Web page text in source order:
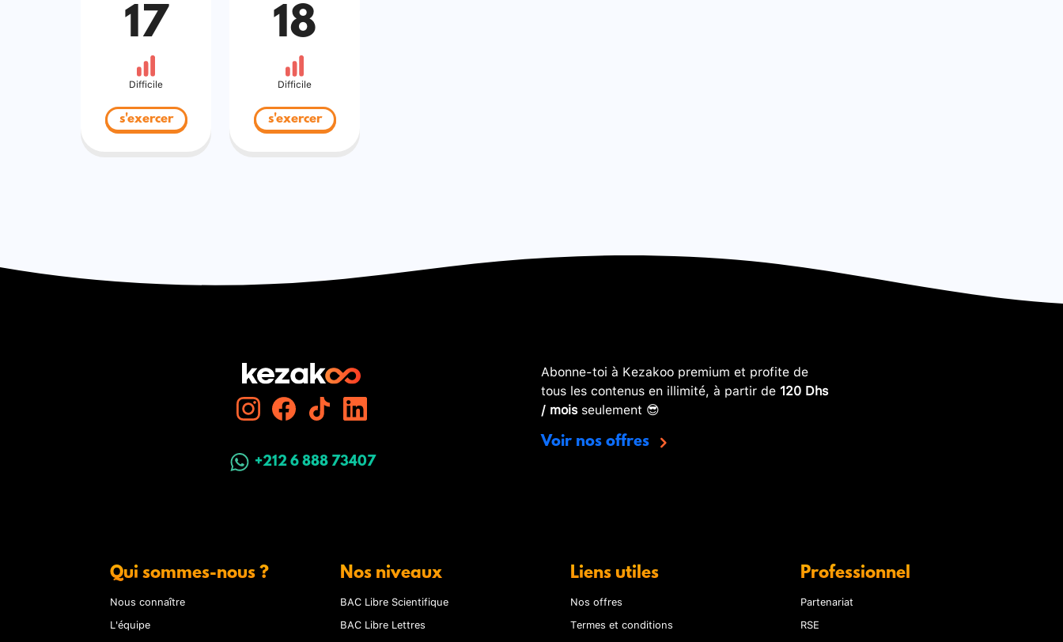
17
Difficile
s'exercer
18
Difficile
s'exercer
+212 6 888 73407
Abonne-toi à Kezakoo premium et profite de
tous les contenus en illimité, à partir de 120 Dhs
/ moisseulement 😎
Voir nos offres
Qui sommes-nous ?
Nous connaître
L'équipe
Nos niveaux
BAC Libre Scientifique
BAC Libre Lettres
Liens utiles
Nos offres
Termes et conditions
Professionnel
Partenariat
RSE